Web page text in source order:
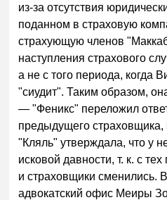
из-за отсутствия
поданном в страховую
страхующую членов
наступления страхового
а не с того периода, когда
"сиудит". Таким образом,
— "Феникс" переложил
предыдущего
"Кляль" утверждала, что у
исковой давности, т. к. с
и страховщики сменились.
адвокатский офис Меиры